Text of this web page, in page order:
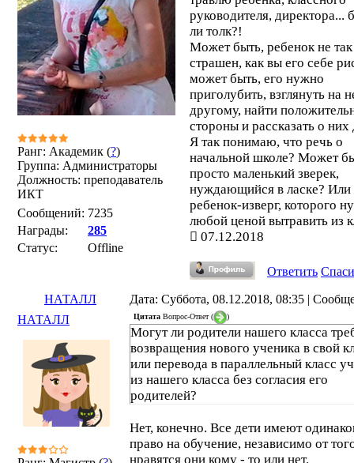
Ранг: Академик (?)
Группа: Администраторы
Должность: преподаватель
ИКТ
Сообщений: 7235
Награды:
285
Статус:
Offline
руководителя, директора...
ли толк?!
Может быть, ребенок не так
страшен, как вы его себе
может быть, его нужно
приголубить, взглянуть на
другому, найти
стороны и рассказать о них
Я так понимаю, что речь о
начальной школе? Может
просто маленький зверек,
нуждающийся в ласке?
ребенок-изверг, которого
любой ценой вытравить из
07.12.2018
Ответить
НАТАЛЛ
Дата: Суббота, 08.12.2018, 08:35 |
НАТАЛЛ
Цитата Вопрос-Ответ( )
Могут ли родители нашего класса
возвращения нового ученика в свой
или перевода в параллельный класс
из нашего класса без согласия его
родителей?
Нет, конечно. Все дети имеют
право на обучение, независимо от
нравятся они кому - то или нет.